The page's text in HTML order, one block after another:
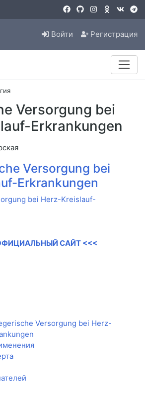
Войти Регистрация
Versorgung bei
Erkrankungen
Versorgung bei
Erkrankungen
САЙТ <<<
Versorgung bei Herz-